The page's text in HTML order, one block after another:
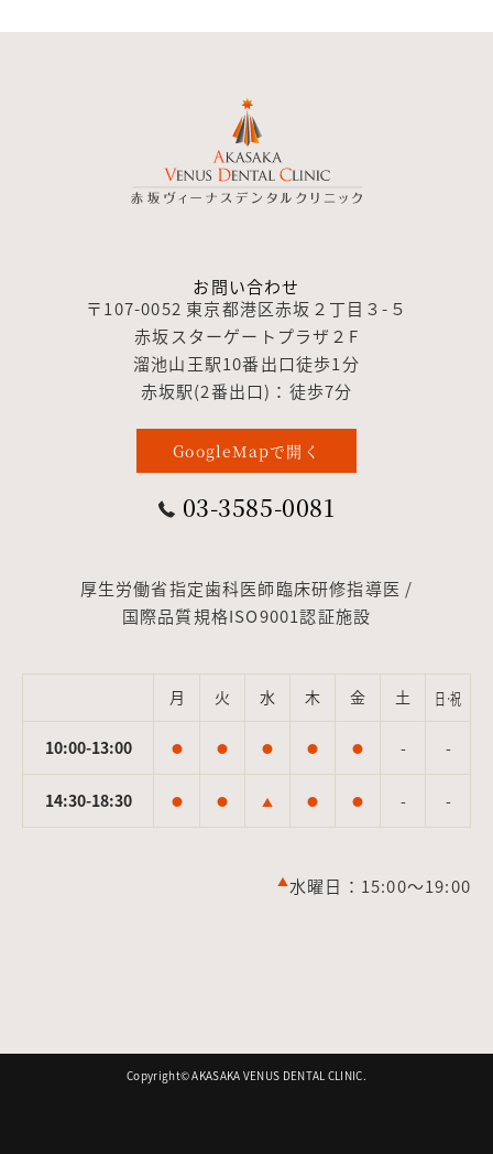
お問い合わせ
〒107-0052 東京都港区赤坂２丁目３-５
赤坂スターゲートプラザ２F
溜池山王駅10番出口徒歩1分
赤坂駅(2番出口)：徒歩7分
GoogleMapで開く
03-3585-0081
厚生労働省指定歯科医師臨床研修指導医 /
国際品質規格ISO9001認証施設
月 火 水 木 金 土 日·祝
10:00-13:00 ● ● ● ● ● - -
14:30-18:30 ● ● ▲ ● ● - -
▲水曜日：15:00～19:00
Copyright©︎ AKASAKA VENUS DENTAL CLINIC.